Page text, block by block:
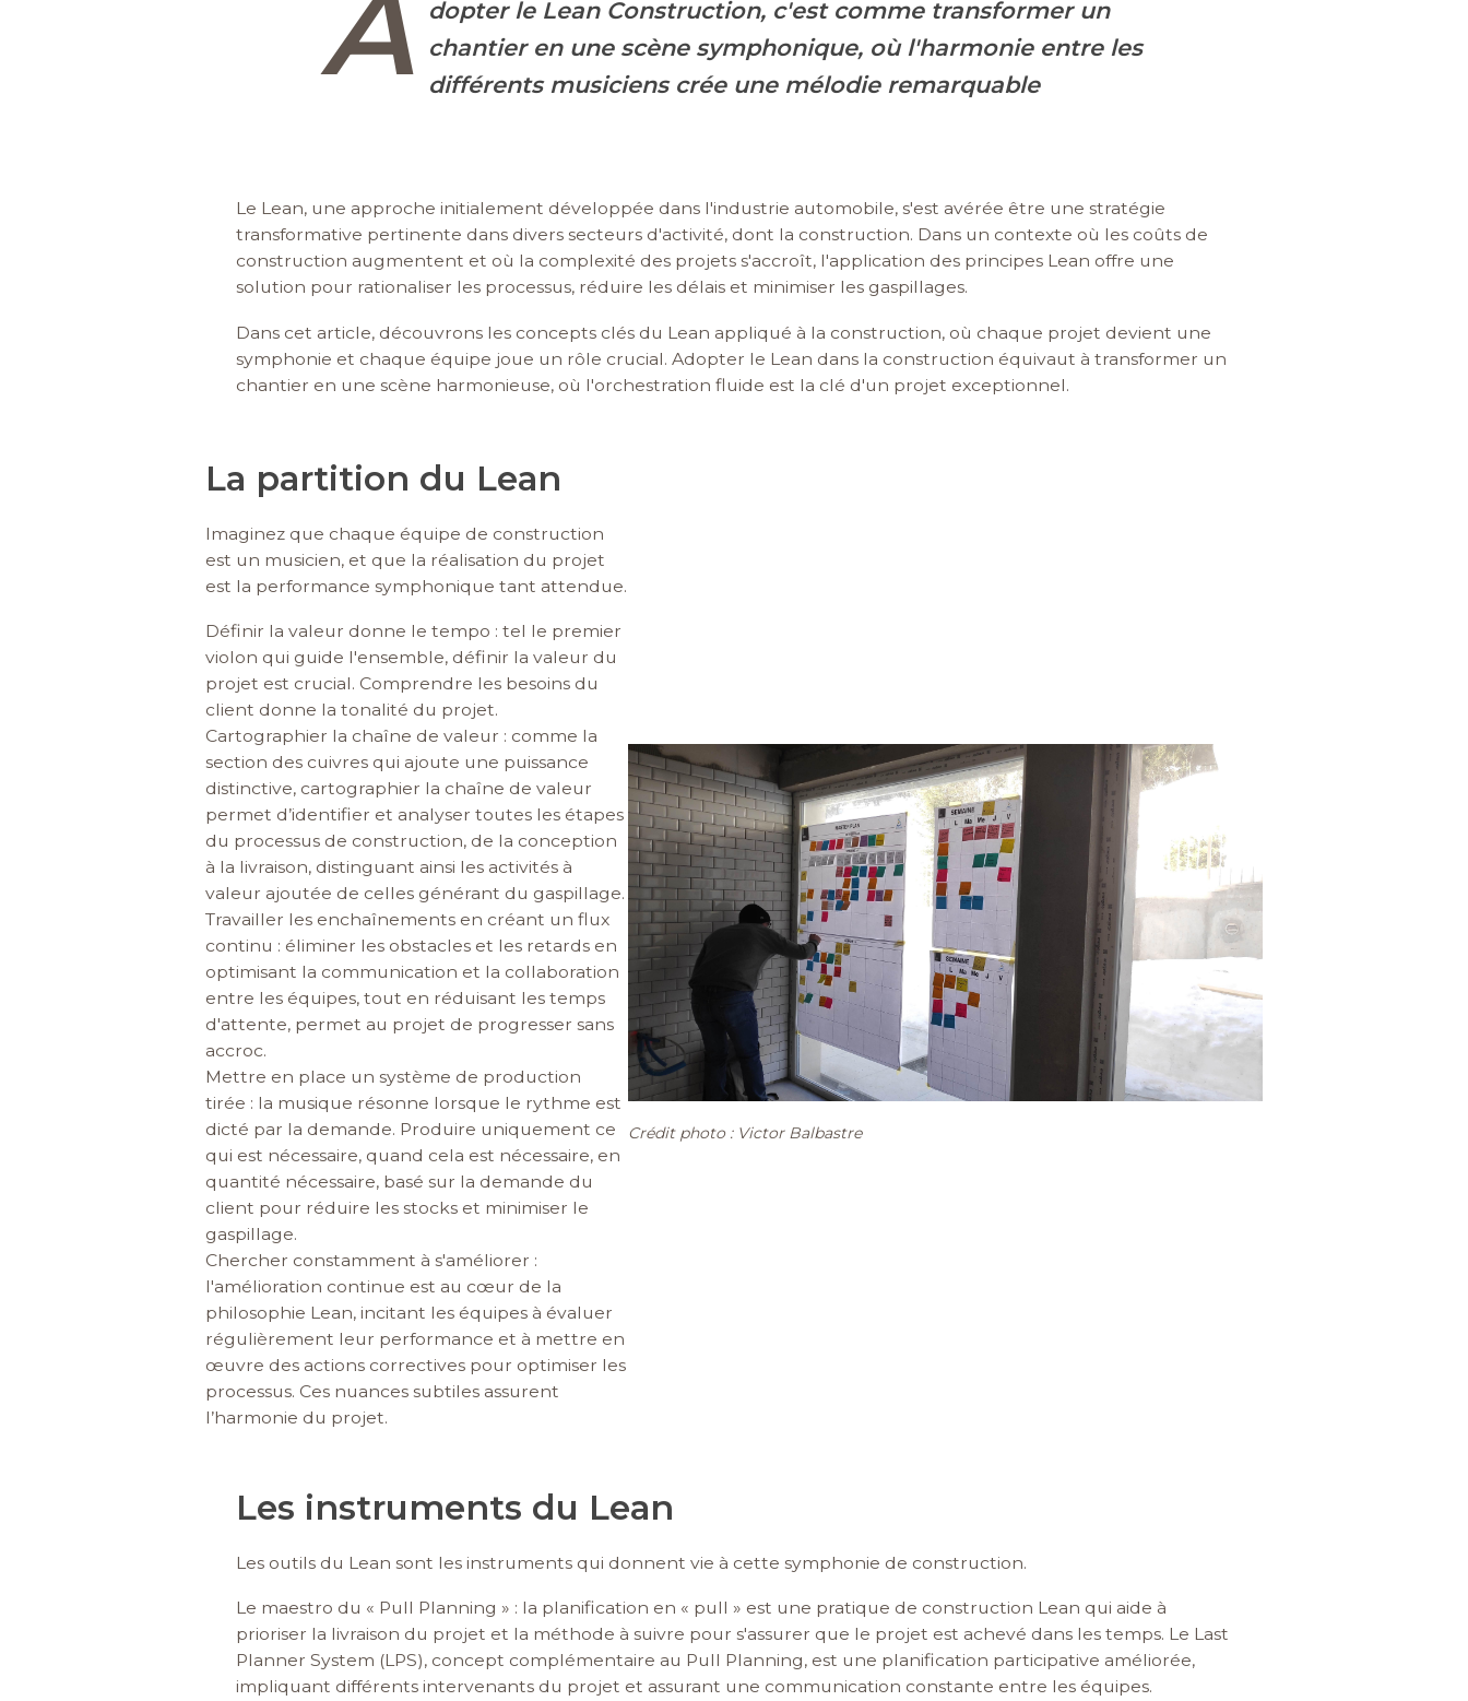
A
dopter le Lean Construction, c'est comme transformer un
chantier en une scène symphonique, où l'harmonie entre les
différents musiciens crée une mélodie remarquable
Le Lean, une approche initialement développée dans l'industrie automobile, s'est avérée être une stratégie
transformative pertinente dans divers secteurs d'activité, dont la construction. Dans un contexte où les coûts de
construction augmentent et où la complexité des projets s'accroît, l'application des principes Lean offre une
solution pour rationaliser les processus, réduire les délais et minimiser les gaspillages.
Dans cet article, découvrons les concepts clés du Lean appliqué à la construction, où chaque projet devient une
symphonie et chaque équipe joue un rôle crucial. Adopter le Lean dans la construction équivaut à transformer un
chantier en une scène harmonieuse, où l'orchestration fluide est la clé d'un projet exceptionnel.
La partition du Lean
Imaginez que chaque équipe de construction
est un musicien, et que la réalisation du projet
est la performance symphonique tant attendue.
Définir la valeur donne le tempo : tel le premier
violon qui guide l'ensemble, définir la valeur du
projet est crucial. Comprendre les besoins du
client donne la tonalité du projet.
Cartographier la chaîne de valeur : comme la
section des cuivres qui ajoute une puissance
distinctive, cartographier la chaîne de valeur
permet d’identifier et analyser toutes les étapes
du processus de construction, de la conception
à la livraison, distinguant ainsi les activités à
valeur ajoutée de celles générant du gaspillage.
Travailler les enchaînements en créant un flux
continu : éliminer les obstacles et les retards en
optimisant la communication et la collaboration
entre les équipes, tout en réduisant les temps
d'attente, permet au projet de progresser sans
accroc.
Mettre en place un système de production
tirée : la musique résonne lorsque le rythme est
dicté par la demande. Produire uniquement ce
qui est nécessaire, quand cela est nécessaire, en
quantité nécessaire, basé sur la demande du
client pour réduire les stocks et minimiser le
gaspillage.
Chercher constamment à s'améliorer :
l'amélioration continue est au cœur de la
philosophie Lean, incitant les équipes à évaluer
régulièrement leur performance et à mettre en
œuvre des actions correctives pour optimiser les
processus. Ces nuances subtiles assurent
l’harmonie du projet.
Image
Crédit photo : Victor Balbastre
Les instruments du Lean
Les outils du Lean sont les instruments qui donnent vie à cette symphonie de construction.
Le maestro du « Pull Planning » : la planification en « pull » est une pratique de construction Lean qui aide à
prioriser la livraison du projet et la méthode à suivre pour s'assurer que le projet est achevé dans les temps. Le Last
Planner System (LPS), concept complémentaire au Pull Planning, est une planification participative améliorée,
impliquant différents intervenants du projet et assurant une communication constante entre les équipes.